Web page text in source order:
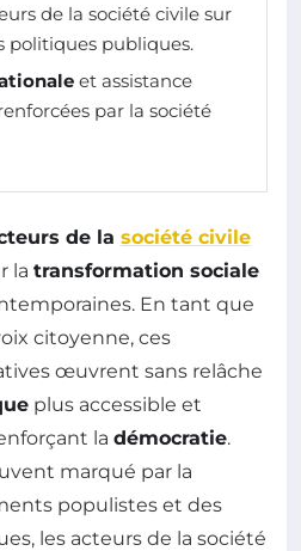
de la société civile sur
politiques publiques.
et assistance
par la société
de la société civile
la transformation sociale
En tant que
citoyenne, ces
œuvrent sans relâche
plus accessible et
la démocratie.
marqué par la
populistes et des
les acteurs de la société